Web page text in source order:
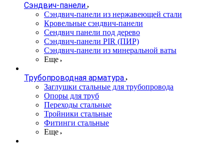
Сэндвич-панели
Cэндвич-панели из нержавеющей стали
Кровельные сэндвич-панели
Сендвич панели под дерево
Сэндвич-панели PIR (ПИР)
Сэндвич-панели из минеральной ваты
Еще
Трубопроводная арматура
Заглушки стальные для трубопровода
Опоры для труб
Переходы стальные
Тройники стальные
Фитинги стальные
Еще